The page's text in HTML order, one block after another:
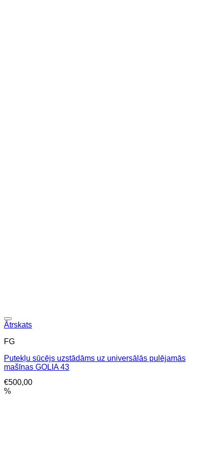
Ātrskats
FG
Putekļu sūcējs uzstādāms uz universālās pulējamās
mašīnas GOLIA 43
€500,00
%